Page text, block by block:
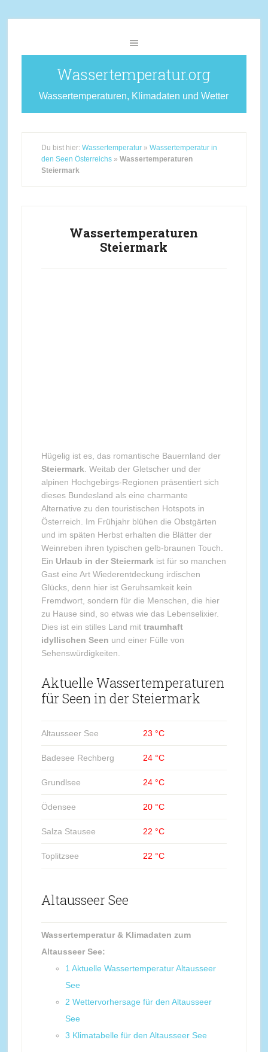
Wassertemperatur.org
Wassertemperaturen, Klimadaten und Wetter
Du bist hier: Wassertemperatur» Wassertemperatur in
den Seen Österreichs» Wassertemperaturen
Steiermark
Wassertemperaturen
Steiermark
Hügelig ist es, das romantische Bauernland der
Steiermark . Weitab der Gletscher und der
alpinen Hochgebirgs-Regionen präsentiert sich
dieses Bundesland als eine charmante
Alternative zu den touristischen Hotspots in
Österreich. Im Frühjahr blühen die Obstgärten
und im späten Herbst erhalten die Blätter der
Weinreben ihren typischen gelb-braunen Touch.
Ein Urlaub in der Steiermark ist für so manchen
Gast eine Art Wiederentdeckung irdischen
Glücks, denn hier ist Geruhsamkeit kein
Fremdwort, sondern für die Menschen, die hier
zu Hause sind, so etwas wie das Lebenselixier.
Dies ist ein stilles Land mit traumhaft
idyllischen Seen und einer Fülle von
Sehenswürdigkeiten.
Aktuelle Wassertemperaturen
für Seen in der Steiermark
Altausseer See 23 °C
Badesee Rechberg 24 °C
Grundlsee 24 °C
Ödensee 20 °C
Salza Stausee 22 °C
Toplitzsee 22 °C
Altausseer See
Wassertemperatur & Klimadaten zum
Altausseer See:
1 Aktuelle Wassertemperatur Altausseer
See
2 Wettervorhersage für den Altausseer
See
3 Klimatabelle für den Altausseer See